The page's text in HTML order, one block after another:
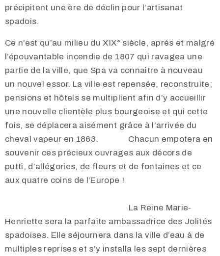
précipitent une ère de déclin pour l’artisanat
spadois.
Ce n’est qu’au milieu du XIX° siècle, après et malgré
l’épouvantable incendie de 1807 qui ravagea une
partie de la ville, que Spa va connaitre à nouveau
un nouvel essor. La ville est repensée, reconstruite;
pensions et hôtels se multiplient afin d’y accueillir
une nouvelle clientèle plus bourgeoise et qui cette
fois, se déplacera aisément grâce à l’arrivée du
cheval vapeur en 1863. Chacun empotera en
souvenir ces précieux ouvrages aux décors de
putti, d’allégories, de fleurs et de fontaines et ce
aux quatre coins de l’Europe !
La Reine Marie-
Henriette sera la parfaite ambassadrice des Jolités
spadoises. Elle séjournera dans la ville d’eau à de
multiples reprises et s’y installa les sept dernières